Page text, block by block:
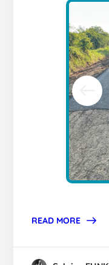
READ MORE